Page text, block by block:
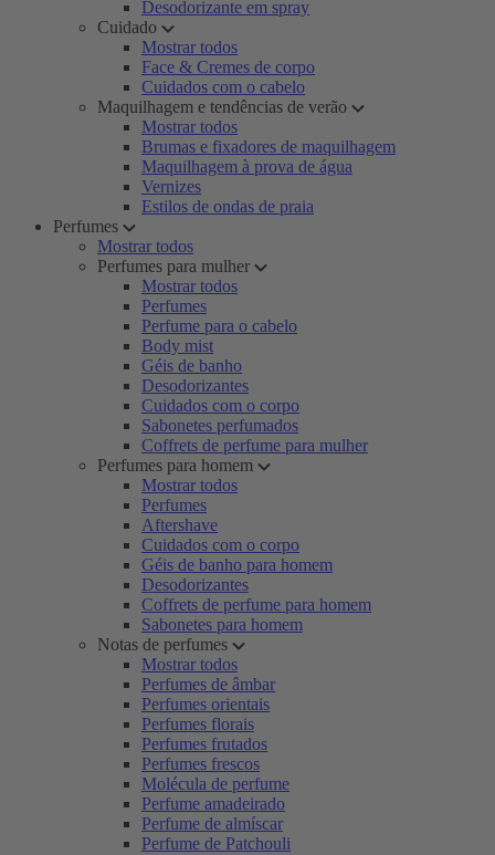
Desodorizante em spray
Cuidado
Mostrar todos
Face & Cremes de corpo
Cuidados com o cabelo
Maquilhagem e tendências de verão
Mostrar todos
Brumas e fixadores de maquilhagem
Maquilhagem à prova de água
Vernizes
Estilos de ondas de praia
Perfumes
Mostrar todos
Perfumes para mulher
Mostrar todos
Perfumes
Perfume para o cabelo
Body mist
Géis de banho
Desodorizantes
Cuidados com o corpo
Sabonetes perfumados
Coffrets de perfume para mulher
Perfumes para homem
Mostrar todos
Perfumes
Aftershave
Cuidados com o corpo
Géis de banho para homem
Desodorizantes
Coffrets de perfume para homem
Sabonetes para homem
Notas de perfumes
Mostrar todos
Perfumes de âmbar
Perfumes orientais
Perfumes florais
Perfumes frutados
Perfumes frescos
Molécula de perfume
Perfume amadeirado
Perfume de almíscar
Perfume de Patchouli